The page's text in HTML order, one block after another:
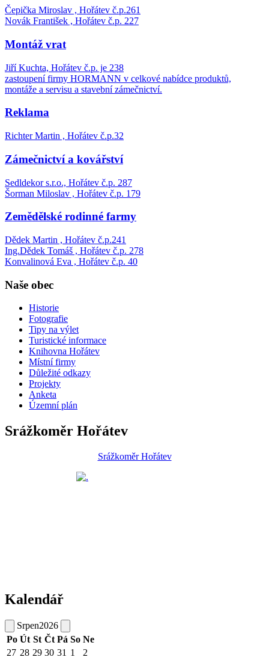
Čepička Miroslav , Hořátev č.p.261
Novák František , Hořátev č.p. 227
Montáž vrat
Jiří Kuchta, Hořátev č.p. je 238
zastoupení firmy HORMANN v celkové nabídce produktů,
montáže a servisu a stavební zámečnictví.
Reklama
Richter Martin , Hořátev č.p.32
Zámečnictví a kovářství
Sedldekor s.r.o., Hořátev č.p. 287
Šorman Miloslav , Hořátev č.p. 179
Zemědělské rodinné farmy
Dědek Martin , Hořátev č.p.241
Ing.Dědek Tomáš , Hořátev č.p. 278
Konvalinová Eva , Hořátev č.p. 40
Naše obec
Historie
Fotografie
Tipy na výlet
Turistické informace
Knihovna Hořátev
Místní firmy
Důležité odkazy
Projekty
Anketa
Územní plán
Srážkoměr Hořátev
Srážkoměr Hořátev
Kalendář
Srpen2026
Po Út St Čt Pá So Ne
27 28 29 30 31 1
2